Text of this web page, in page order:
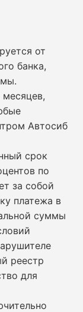
от
банка,
Автосиб
срок
по
за собой
платежа в
суммы
реестр
для